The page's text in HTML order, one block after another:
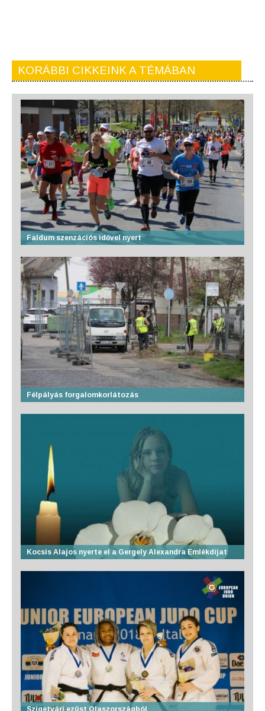
KORÁBBI CIKKEINK A TÉMÁBAN
Faldum szenzációs idővel nyert
Félpályás forgalomkorlátozás
Kocsis Alajos nyerte el a Gergely Alexandra Emlékdíjat
Szigetvári ezüst Olaszországból